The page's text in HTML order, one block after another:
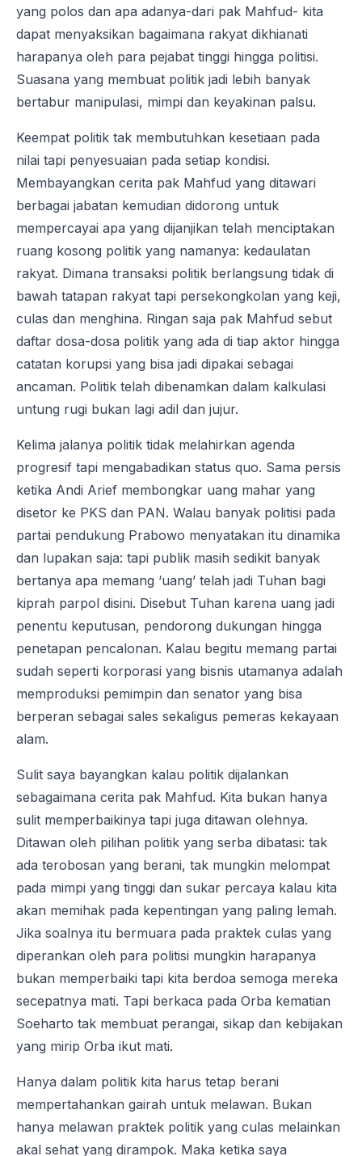
yang polos dan apa adanya-dari pak Mahfud- kita
dapat menyaksikan bagaimana rakyat dikhianati
harapanya oleh para pejabat tinggi hingga politisi.
Suasana yang membuat politik jadi lebih banyak
bertabur manipulasi, mimpi dan keyakinan palsu.
Keempat politik tak membutuhkan kesetiaan pada
nilai tapi penyesuaian pada setiap kondisi.
Membayangkan cerita pak Mahfud yang ditawari
berbagai jabatan kemudian didorong untuk
mempercayai apa yang dijanjikan telah menciptakan
ruang kosong politik yang namanya: kedaulatan
rakyat. Dimana transaksi politik berlangsung tidak di
bawah tatapan rakyat tapi persekongkolan yang keji,
culas dan menghina. Ringan saja pak Mahfud sebut
daftar dosa-dosa politik yang ada di tiap aktor hingga
catatan korupsi yang bisa jadi dipakai sebagai
ancaman. Politik telah dibenamkan dalam kalkulasi
untung rugi bukan lagi adil dan jujur.
Kelima jalanya politik tidak melahirkan agenda
progresif tapi mengabadikan status quo. Sama persis
ketika Andi Arief membongkar uang mahar yang
disetor ke PKS dan PAN. Walau banyak politisi pada
partai pendukung Prabowo menyatakan itu dinamika
dan lupakan saja: tapi publik masih sedikit banyak
bertanya apa memang ‘uang’ telah jadi Tuhan bagi
kiprah parpol disini. Disebut Tuhan karena uang jadi
penentu keputusan, pendorong dukungan hingga
penetapan pencalonan. Kalau begitu memang partai
sudah seperti korporasi yang bisnis utamanya adalah
memproduksi pemimpin dan senator yang bisa
berperan sebagai sales sekaligus pemeras kekayaan
alam.
Sulit saya bayangkan kalau politik dijalankan
sebagaimana cerita pak Mahfud. Kita bukan hanya
sulit memperbaikinya tapi juga ditawan olehnya.
Ditawan oleh pilihan politik yang serba dibatasi: tak
ada terobosan yang berani, tak mungkin melompat
pada mimpi yang tinggi dan sukar percaya kalau kita
akan memihak pada kepentingan yang paling lemah.
Jika soalnya itu bermuara pada praktek culas yang
diperankan oleh para politisi mungkin harapanya
bukan memperbaiki tapi kita berdoa semoga mereka
secepatnya mati. Tapi berkaca pada Orba kematian
Soeharto tak membuat perangai, sikap dan kebijakan
yang mirip Orba ikut mati.
Hanya dalam politik kita harus tetap berani
mempertahankan gairah untuk melawan. Bukan
hanya melawan praktek politik yang culas melainkan
akal sehat yang dirampok. Maka ketika saya